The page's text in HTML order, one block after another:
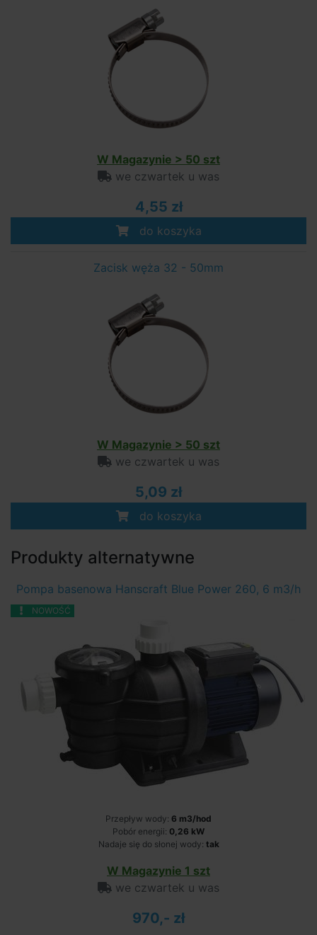
W Magazynie > 50 szt
we czwartek u was
4,55 zł
do koszyka
Zacisk węża 32 - 50mm
W Magazynie > 50 szt
we czwartek u was
5,09 zł
do koszyka
Produkty alternatywne
Pompa basenowa Hanscraft Blue Power 260, 6 m3/h
NOWOŚĆ
Przepływ wody: 6 m3/hod
Pobór energii: 0,26 kW
Nadaje się do słonej wody: tak
W Magazynie 1 szt
we czwartek u was
970,- zł